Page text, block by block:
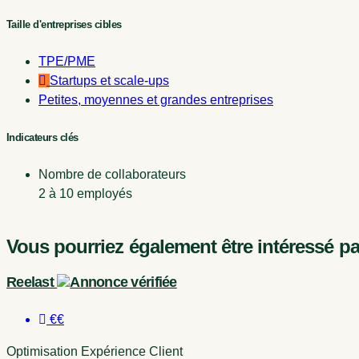
Taille d'entreprises cibles
TPE/PME
Startups et scale-ups
Petites, moyennes et grandes entreprises
Indicateurs clés
Nombre de collaborateurs
2 à 10 employés
Vous pourriez également être intéressé
Reelast
€€
Optimisation Expérience Client